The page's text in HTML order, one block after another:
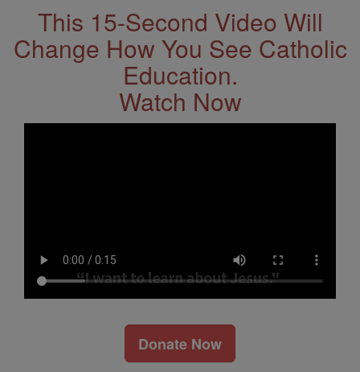
This 15-Second Video Will
Change How You See Catholic
Education.
Watch Now
Donate Now